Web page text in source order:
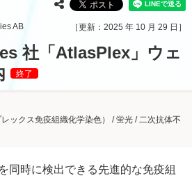
AB 2025 年 10 月 29 日
社「AtlasPlex」ウェ
終了
ックス免疫組織化学染色） / 蛍光 / 二次抗体不
同時に検出できる先進的な免疫組